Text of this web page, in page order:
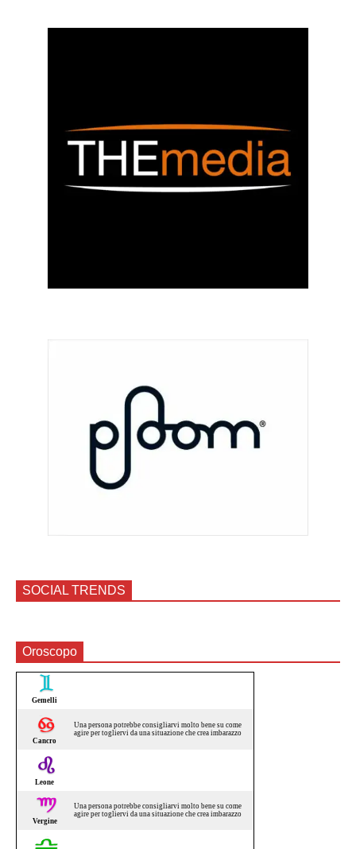
SOCIAL TRENDS
Oroscopo